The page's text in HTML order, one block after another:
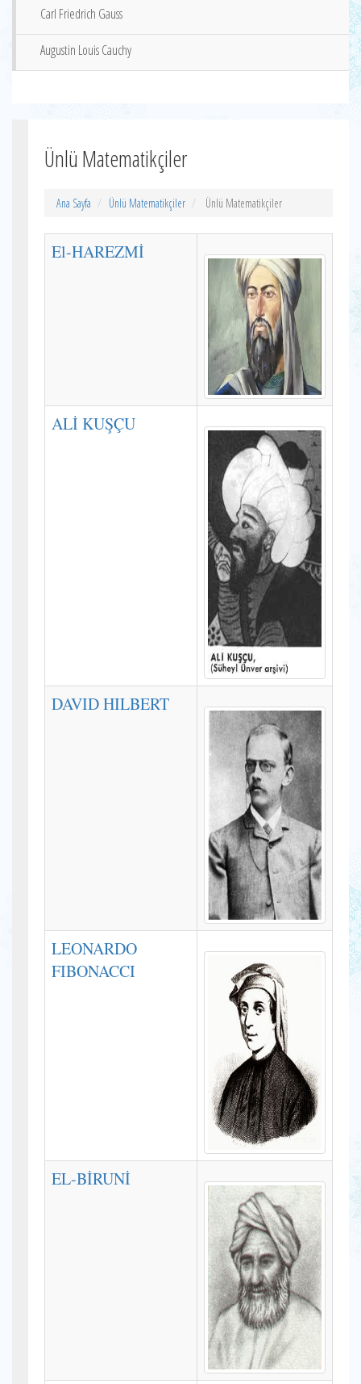
Carl Friedrich Gauss
Augustin Louis Cauchy
Ünlü Matematikçiler
Ana Sayfa Ünlü Matematikçiler Ünlü Matematikçiler
El-HAREZMİ
ALİ KUŞÇU
DAVID HILBERT
LEONARDO
FIBONACCI
EL-BİRUNİ